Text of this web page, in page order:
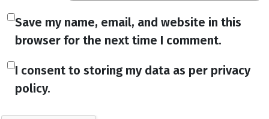
Save my name, email, and website in this
browser for the next time I comment.
I consent to storing my data as per privacy
policy.